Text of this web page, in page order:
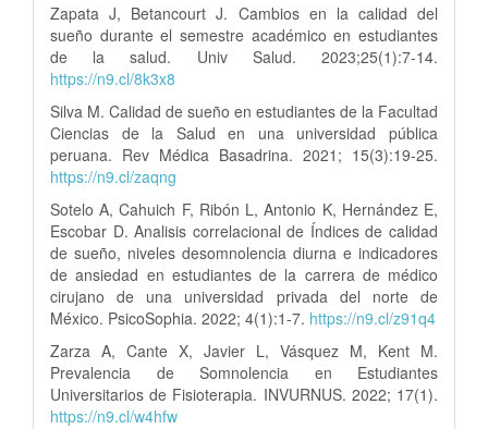
Zapata J, Betancourt J. Cambios en la calidad del
sueño durante el semestre académico en estudiantes
de la salud. Univ Salud. 2023;25(1):7-14.
https://n9.cl/8k3x8
Silva M. Calidad de sueño en estudiantes de la Facultad
Ciencias de la Salud en una universidad pública
peruana. Rev Médica Basadrina. 2021; 15(3):19-25.
https://n9.cl/zaqng
Sotelo A, Cahuich F, Ribón L, Antonio K, Hernández E,
Escobar D. Analisis correlacional de Índices de calidad
de sueño, niveles desomnolencia diurna e indicadores
de ansiedad en estudiantes de la carrera de médico
cirujano de una universidad privada del norte de
México. PsicoSophia. 2022; 4(1):1-7. https://n9.cl/z91q4
Zarza A, Cante X, Javier L, Vásquez M, Kent M.
Prevalencia de Somnolencia en Estudiantes
Universitarios de Fisioterapia. INVURNUS. 2022; 17(1).
https://n9.cl/w4hfw